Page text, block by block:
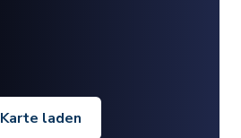
Karte laden